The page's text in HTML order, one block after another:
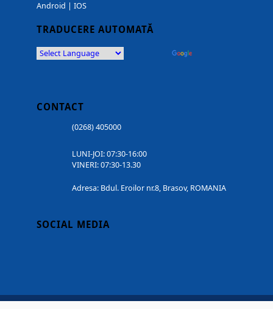
Android | IOS
TRADUCERE AUTOMATĂ
CONTACT
(0268) 405000
LUNI-JOI: 07:30-16:00
VINERI: 07:30-13.30
Adresa: Bdul. Eroilor nr.8, Brasov, ROMANIA
SOCIAL MEDIA